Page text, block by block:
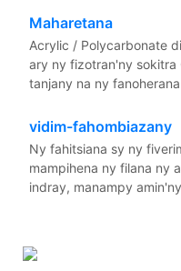
Maharetana
Acrylic / Polycarbonate
ary ny fizotran'ny sokitra
tanjany na ny
vidim-fahombiazany
Ny fahitsiana sy ny
mampihena ny filana ny
indray, manampy